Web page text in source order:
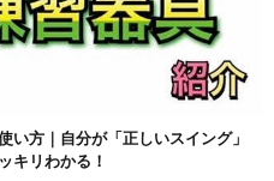
い方｜自分が「正しいスイング」
キリわかる！